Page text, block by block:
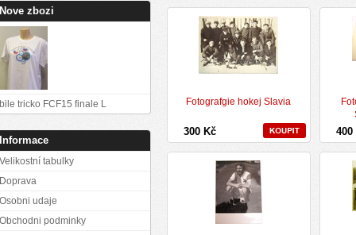
Fotografgie hokej Slavia
300 Kč
Nove zbozi
bile tricko FCF15 finale L
Informace
Velikostní tabulky
Doprava
Osobni udaje
Obchodni podminky